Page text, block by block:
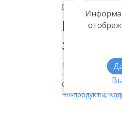
Главная
18 сентября 2025
Статьи на тему:
HR-продукты,